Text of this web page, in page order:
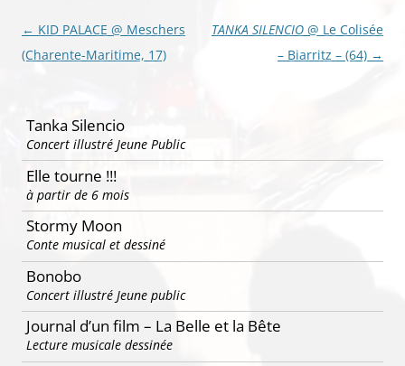
Navigation
des
← KID PALACE @ Meschers
(Charente-Maritime, 17)
TANKA SILENCIO @ Le Colisée
– Biarritz – (64) →
Tanka Silencio
Concert illustré Jeune Public
Elle tourne !!!
à partir de 6 mois
Stormy Moon
Conte musical et dessiné
Bonobo
Concert illustré Jeune public
Journal d’un film – La Belle et la Bête
Lecture musicale dessinée